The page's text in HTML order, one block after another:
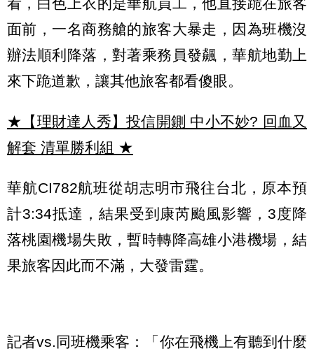
看，白色上衣的是華航員工，他直接跪在旅客
面前，一名商務艙的旅客大暴走，因為班機沒
辦法順利降落，對著乘務員發飆，華航地勤上
來下跪道歉，讓其他旅客都看傻眼。
★【理財達人秀】投信開鍘 中小不妙? 回血又
解套 清單勝利組 ★
華航CI782航班從胡志明市飛往台北，原本預
計3:34抵達，結果受到康芮颱風影響，3度降
落桃園機場失敗，暫時轉降高雄小港機場，結
果旅客因此而不滿，大發雷霆。
記者vs.同班機乘客：「你在飛機上有聽到什麼